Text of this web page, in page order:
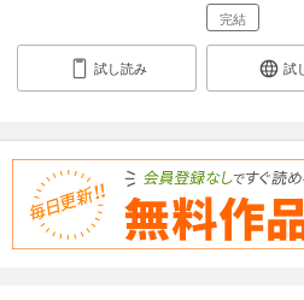
試し読み
完結
試